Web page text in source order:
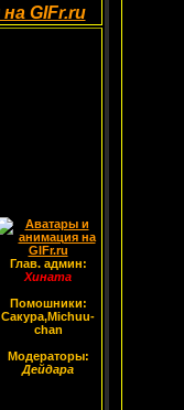
Глав. админ:
Хината
Помошники:
Сакура,Michuu-
chan
Модераторы:
Дейдара